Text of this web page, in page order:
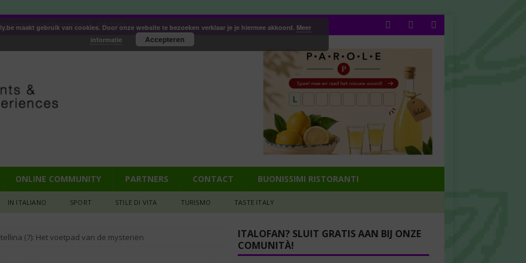
van architect Borromini CULTURA
(158): Tagliata di manzo GASTRONOMIA
ruïne die mijn hart veroverde
de ruïne die mijn hart veroverde
ONLINE COMMUNITY PARTNERS CONTACT BUONISSIMI RISTORANTI
IN ITALIANO SPORT STILE DI VITA TURISMO TASTE ITALY
(7): Het voetpad van de mysteriën
ITALOFAN? SLUIT GRATIS AAN BIJ ONZE
COMUNITÀ!
maakt gebruik van cookies. Door onze website te bezoeken verklaar je je hiermee akkoord. Meer
informatie
Accepteren